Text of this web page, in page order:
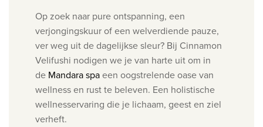
Op zoek naar pure ontspanning, een
verjongingskuur of een welverdiende pauze,
ver weg uit de dagelijkse sleur? Bij Cinnamon
Velifushi nodigen we je van harte uit om in
de Mandara spaeen oogstrelende oase van
wellness en rust te beleven. Een holistische
wellnesservaring die je lichaam, geest en ziel
verheft.